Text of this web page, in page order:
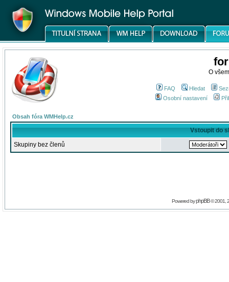
O
FAQ Hledat
Osobní nastavení
Obsah fóra WMHelp.cz
Vstoupit do
Skupiny bez členů
Powered byphpBB© 2001,